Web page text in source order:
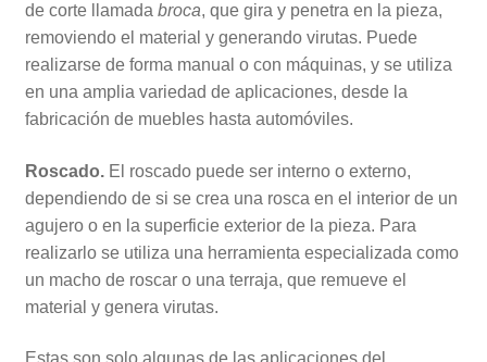
de corte llamada broca, que gira y penetra en la pieza,
removiendo el material y generando virutas. Puede
realizarse de forma manual o con máquinas, y se utiliza
en una amplia variedad de aplicaciones, desde la
fabricación de muebles hasta automóviles.
Roscado. El roscado puede ser interno o externo,
dependiendo de si se crea una rosca en el interior de un
agujero o en la superficie exterior de la pieza. Para
realizarlo se utiliza una herramienta especializada como
un macho de roscar o una terraja, que remueve el
material y genera virutas.